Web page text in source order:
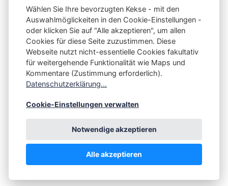
S3N🧩NET
Integrating Open-Source Blog Network (iOSBN)
Impressum
Kontakt
💪by☕ ❤️ & Publii CMS
Wählen Sie Ihre bevorzugten Kekse - mit den
Auswahlmöglickeiten in den Cookie-Einstellungen -
oder klicken Sie auf "Alle akzeptieren", um allen
Cookies für diese Seite zuzustimmen. Diese
Webseite nutzt nicht-essentielle Cookies fakultativ
für weitergehende Funktionalität wie Maps und
Kommentare (Zustimmung erforderlich).
Datenschutzerklärung...
Cookie-Einstellungen verwalten
Notwendige akzeptieren
Alle akzeptieren